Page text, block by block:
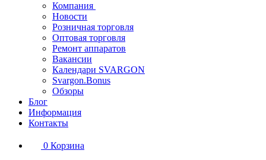
Компания
Новости
Розничная торговля
Оптовая торговля
Ремонт аппаратов
Вакансии
Календари SVARGON
Svargon.Bonus
Обзоры
Блог
Информация
Контакты
0 Корзина